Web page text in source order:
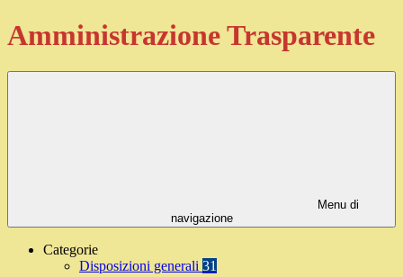
Amministrazione Trasparente
Menu di
navigazione
Categorie
Disposizioni generali 31